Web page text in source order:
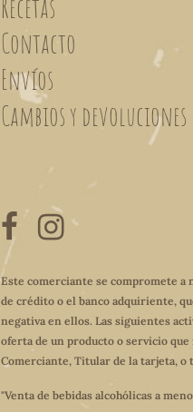
Recetas
Contacto
Envíos
Cambios y devoluciones
Este comerciante se compromete a
de crédito o el banco adquiriente,
negativa en ellos. Las siguientes
oferta de un producto o servicio que
Comerciante, Titular de la tarjeta, o
"Venta de bebidas alcohólicas a